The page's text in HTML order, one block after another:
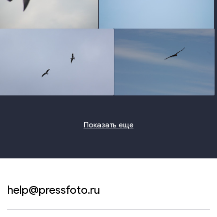
photo photo
Показать еще
help@pressfoto.ru